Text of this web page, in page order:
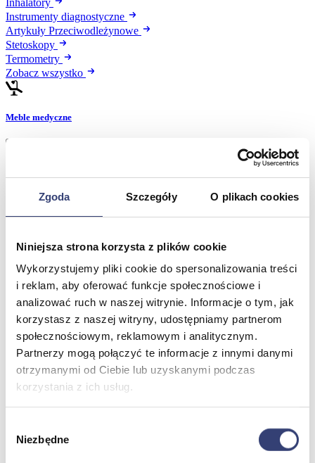
Zgoda Szczegóły O plikach cookies
Niniejsza strona korzysta z plików cookie
Wykorzystujemy pliki cookie do spersonalizowania treści
i reklam, aby oferować funkcje społecznościowe i
analizować ruch w naszej witrynie. Informacje o tym, jak
korzystasz z naszej witryny, udostępniamy partnerom
społecznościowym, reklamowym i analitycznym.
Partnerzy mogą połączyć te informacje z innymi danymi
otrzymanymi od Ciebie lub uzyskanymi podczas
korzystania z ich usług.
zgody
Niezbędne
Instrumenty diagnostyczne
Artykuły Przeciwodleżynowe
Stetoskopy
Termometry
Zobacz wszystko
Meble medyczne
Pielęgnacja mebli
Taborety i krzesła
Parawany
Zobacz wszystko
Spa & Wellness
Wróć
Fotele do masażu
Urządzenia
Zdrowie i uroda
Zobacz wszystko